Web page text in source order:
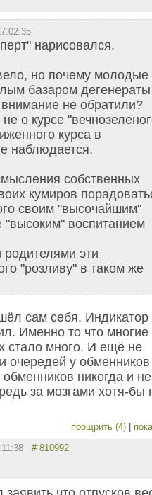
нарисовался.
но почему молодые
базаром
не обратили?
о курсе
курса в
наблюдается.
собственных
кумиров
своим "высочайшим"
"высоким" воспитанием
родителями эти
"розливу" в таком же
сам себя. Индикатор
Именно то что многие
стало много. И ещё не
очередей у обменников
никогда и не
за мозгами хотя-бы
поощрить (4)
# 810992